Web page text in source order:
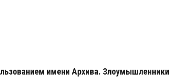
имени Архива. Злоумышленники